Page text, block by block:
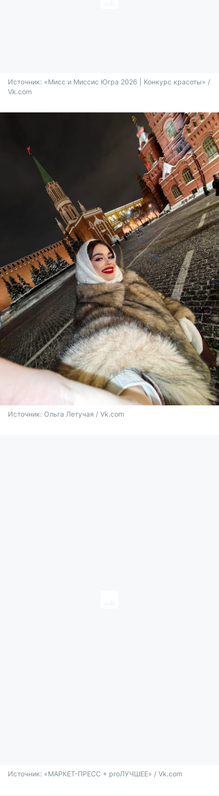
Источник: «Мисс и Миссис Югра 2026 | Конкурс красоты» /
Vk.com
Источник: Ольга Летучая / Vk.com
Источник: «МАРКЕТ-ПРЕСС + proЛУЧШЕЕ» / Vk.com